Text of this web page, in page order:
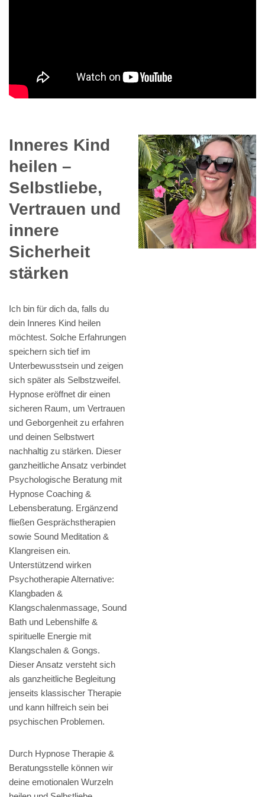
Inneres Kind
heilen –
Selbstliebe,
Vertrauen und
innere
Sicherheit
stärken
Ich bin für dich da, falls du
dein Inneres Kind heilen
möchtest. Solche Erfahrungen
speichern sich tief im
Unterbewusstsein und zeigen
sich später als Selbstzweifel.
Hypnose eröffnet dir einen
sicheren Raum, um Vertrauen
und Geborgenheit zu erfahren
und deinen Selbstwert
nachhaltig zu stärken. Dieser
ganzheitliche Ansatz verbindet
Psychologische Beratung mit
Hypnose Coaching &
Lebensberatung. Ergänzend
fließen Gesprächstherapien
sowie Sound Meditation &
Klangreisen ein.
Unterstützend wirken
Psychotherapie Alternative:
Klangbaden &
Klangschalenmassage, Sound
Bath und Lebenshilfe &
spirituelle Energie mit
Klangschalen & Gongs.
Dieser Ansatz versteht sich
als ganzheitliche Begleitung
jenseits klassischer Therapie
und kann hilfreich sein bei
psychischen Problemen.
Durch Hypnose Therapie &
Beratungsstelle können wir
deine emotionalen Wurzeln